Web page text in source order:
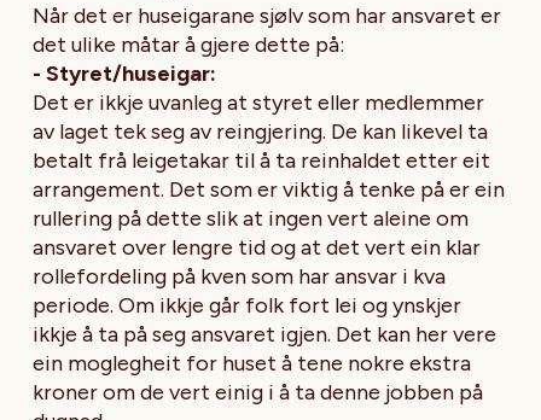
Når det er huseigarane sjølv som har ansvaret er
det ulike måtar å gjere dette på:
- Styret/huseigar:
Det er ikkje uvanleg at styret eller medlemmer
av laget tek seg av reingjering. De kan likevel ta
betalt frå leigetakar til å ta reinhaldet etter eit
arrangement. Det som er viktig å tenke på er ein
rullering på dette slik at ingen vert aleine om
ansvaret over lengre tid og at det vert ein klar
rollefordeling på kven som har ansvar i kva
periode. Om ikkje går folk fort lei og ynskjer
ikkje å ta på seg ansvaret igjen. Det kan her vere
ein moglegheit for huset å tene nokre ekstra
kroner om de vert einig i å ta denne jobben på